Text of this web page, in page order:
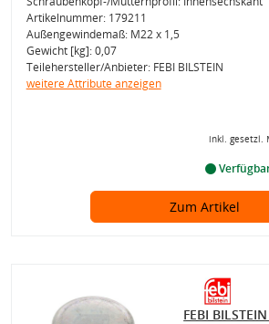
Artikelnummer: 179211
Außengewindemaß: M22 x 1,5
Gewicht [kg]: 0,07
Teilehersteller/Anbieter: FEBI BILSTEIN
weitere Attribute anzeigen
inkl. gesetzl.
Zum Artikel
FEBI